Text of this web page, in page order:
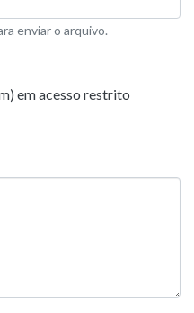
enviar o arquivo.
em acesso restrito